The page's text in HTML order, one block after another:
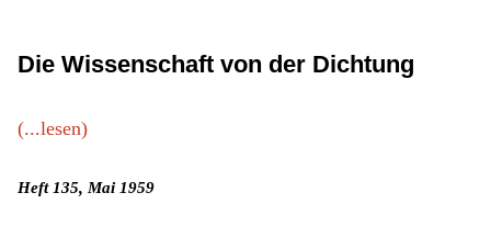
Die Wissenschaft von der Dichtung
(...lesen)
Heft 135, Mai 1959